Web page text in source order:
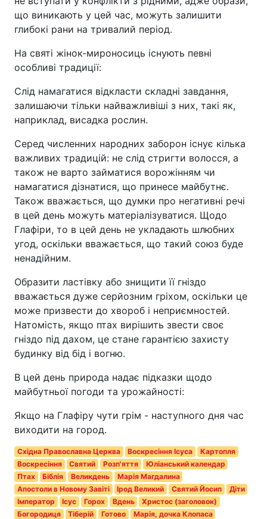
що виникають у цей час, можуть залишити
глибокі рани на тривалий період.
На святі жінок-мироносиць існують певні
особливі традиції:
Слід намагатися відкласти складні завдання,
залишаючи тільки найважливіші з них, такі як,
наприклад, висадка рослин.
Серед численних народних заборон існує кілька
важливих традицій: не слід стригти волосся, а
також не варто займатися ворожінням чи
намагатися дізнатися, що принесе майбутнє.
Також вважається, що думки про негативні речі
в цей день можуть матеріалізуватися. Щодо
Глафіри, то в цей день не укладають шлюбних
угод, оскільки вважається, що такий союз буде
ненадійним.
Образити ластівку або знищити її гніздо
вважається дуже серйозним гріхом, оскільки це
може призвести до хвороб і неприємностей.
Натомість, якщо птах вирішить звести своє
гніздо під дахом, це стане гарантією захисту
будинку від бід і вогню.
В цей день природа надає підказки щодо
майбутньої погоди та урожайності:
Якщо на Глафіру чути грім - наступного дня час
виходити на город.
Східна Православна Церква Воскресіння Ісуса
Картопля
Воскресіння
Святий Розп'яття
Юліанський календар
Птах
Біблія Великдень
Марія Магдалина
Апостоли в Новому Завіті
Ірод Великий Святий Йосип
Діти
Імператор
Ісус Горох Вдень
Христос (заголовок)
Богородиця
Тіберій Готово Марія, дочка Клопаса